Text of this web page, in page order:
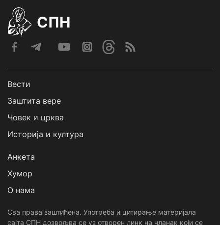
СПН
Вести
Заштита вере
Човек и црква
Историја и култура
Анкета
Хумор
О нама
Сва права заштићена. Употреба и цитирање материјала
сајта СПН дозвољва се уз отворен линк на чланак који се